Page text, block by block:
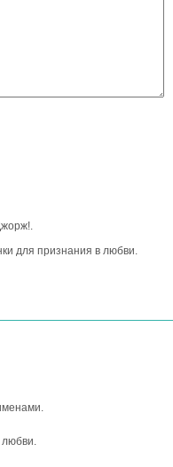
для признания в любви.
любви.